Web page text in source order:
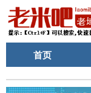
首页